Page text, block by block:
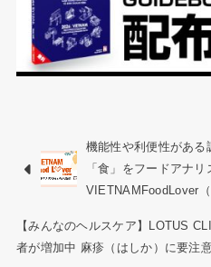
機能性や利便性があ
「食」をフードアナ
VIETNAMFoodLover（
【みんなのヘルスケア】LOTUS
者が増加中 麻疹（はしか）に要注意